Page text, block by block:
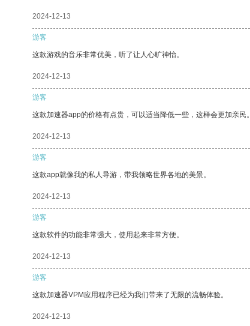
2024-12-13
游客
这款游戏的音乐非常优美，听了让人心旷神怡。
2024-12-13
游客
这款加速器app的价格有点贵，可以适当降低一些，这样会更加亲民。
2024-12-13
游客
这款app就像我的私人导游，带我领略世界各地的美景。
2024-12-13
游客
这款软件的功能非常强大，使用起来非常方便。
2024-12-13
游客
这款加速器VPM应用程序已经为我们带来了无限的流畅体验。
2024-12-13